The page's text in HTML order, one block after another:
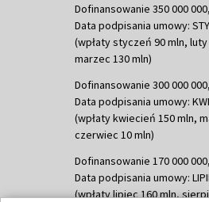
Dofinansowanie 350 000
Data podpisania umowy:
(wpłaty styczeń 90 mln, luty
marzec 130 mln)
Dofinansowanie 300 000
Data podpisania umowy:
(wpłaty kwiecień 150 mln,
czerwiec 10 mln)
Dofinansowanie 170 000
Data podpisania umowy:
(wpłaty lipiec 160 mln,